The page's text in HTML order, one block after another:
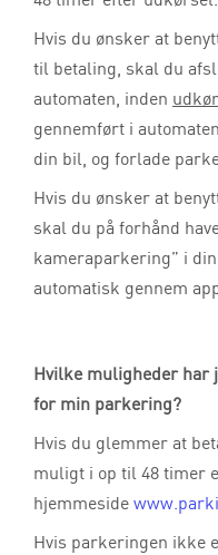
Hvis du ønsker at
til betaling, skal du
automaten, inden
gennemført i
din bil, og forlade
Hvis du ønsker at
skal du på forhånd
kameraparkering” i
automatisk gennem
Hvilke muligheder har
for min parkering?
Hvis du glemmer at
muligt i op til 48 timer
hjemmeside
Hvis parkeringen ikke